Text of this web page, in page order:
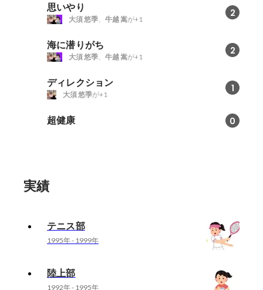
思いやり 2
大須 悠季、 牛越 嵩が+1
海に潜りがち 2
大須 悠季、 牛越 嵩が+1
ディレクション 1
大須 悠季が+1
超健康 0
実績
テニス部
1995年- 1999年
陸上部
1992年- 1995年